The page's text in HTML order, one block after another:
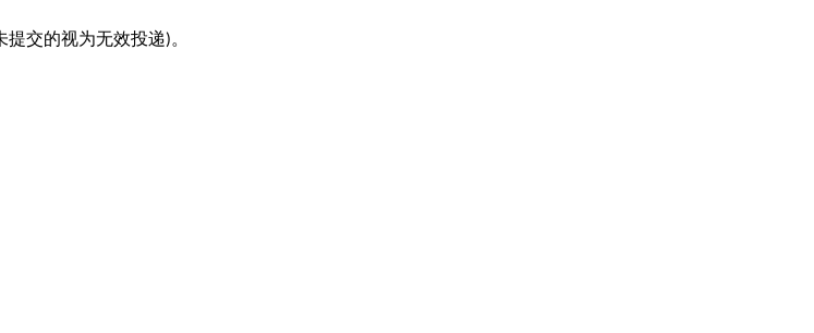
提交的视为无效投递)。